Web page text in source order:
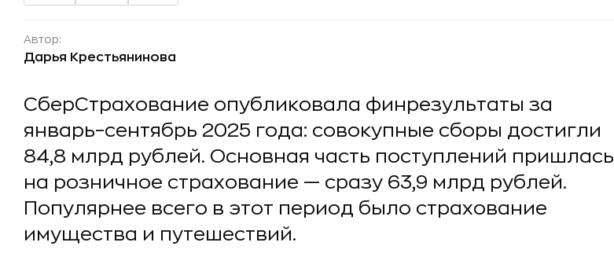
Автор:
Дарья Крестьянинова
СберСтрахование опубликовала финрезультаты за
январь–сентябрь 2025 года: совокупные сборы достигли
84,8 млрд рублей. Основная часть поступлений пришлась
на розничное страхование — сразу 63,9 млрд рублей.
Популярнее всего в этот период было страхование
имущества и путешествий.